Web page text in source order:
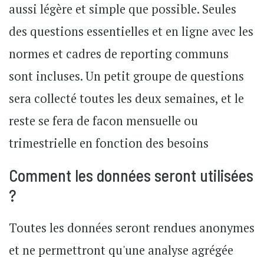
aussi légère et simple que possible. Seules
des questions essentielles et en ligne avec les
normes et cadres de reporting communs
sont incluses. Un petit groupe de questions
sera collecté toutes les deux semaines, et le
reste se fera de facon mensuelle ou
trimestrielle en fonction des besoins
Comment les données seront utilisées
?
Toutes les données seront rendues anonymes
et ne permettront qu'une analyse agrégée